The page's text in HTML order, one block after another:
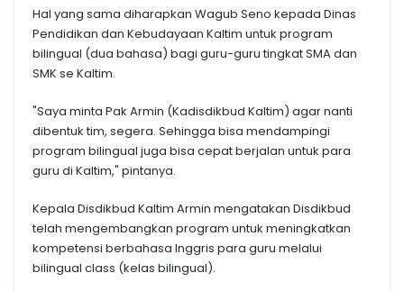
Hal yang sama diharapkan Wagub Seno kepada Dinas
Pendidikan dan Kebudayaan Kaltim untuk program
bilingual (dua bahasa) bagi guru-guru tingkat SMA dan
SMK se Kaltim.
"Saya minta Pak Armin (Kadisdikbud Kaltim) agar nanti
dibentuk tim, segera. Sehingga bisa mendampingi
program bilingual juga bisa cepat berjalan untuk para
guru di Kaltim," pintanya.
Kepala Disdikbud Kaltim Armin mengatakan Disdikbud
telah mengembangkan program untuk meningkatkan
kompetensi berbahasa Inggris para guru melalui
bilingual class (kelas bilingual).